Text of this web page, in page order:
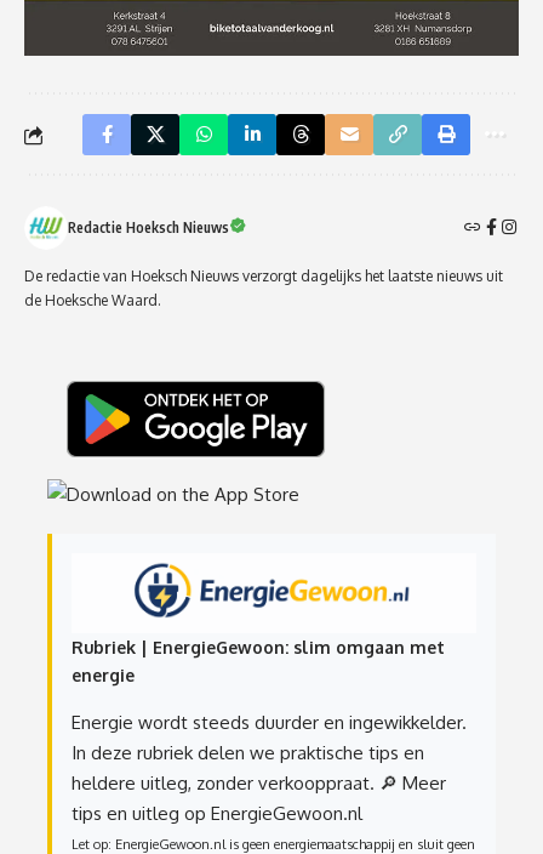
Redactie Hoeksch Nieuws
De redactie van Hoeksch Nieuws verzorgt dagelijks het laatste nieuws uit
de Hoeksche Waard.
Rubriek | EnergieGewoon: slim omgaan met
energie
Energie wordt steeds duurder en ingewikkelder.
In deze rubriek delen we praktische tips en
heldere uitleg, zonder verkooppraat. 🔎 Meer
tips en uitleg op EnergieGewoon.nl
Let op: EnergieGewoon.nl is geen energiemaatschappij en sluit geen